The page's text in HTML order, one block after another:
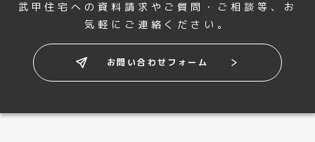
武甲住宅への資料請求やご質問・ご相談等、 お
気軽にご連絡ください。
お問い合わせフォーム